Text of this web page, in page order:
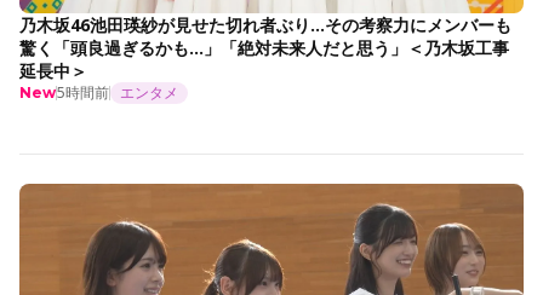
乃木坂46池田瑛紗が見せた切れ者ぶり…その考察力にメンバーも
驚く「頭良過ぎるかも…」「絶対未来人だと思う」＜乃木坂工事
延長中＞
New5時間前 エンタメ